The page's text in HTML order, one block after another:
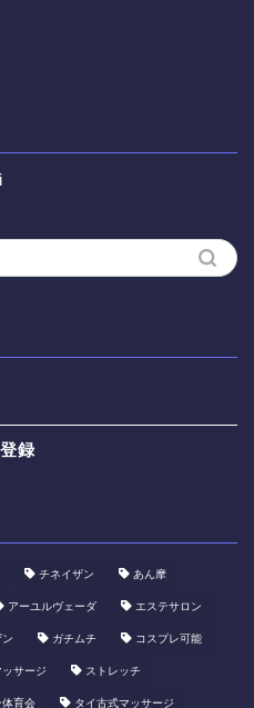
録
​チネイザン あん摩
アーユルヴェーダ エステサロン
ガチムチ コスプレ可能
サージ ストレッチ
体育会 タイ古式マッサージ